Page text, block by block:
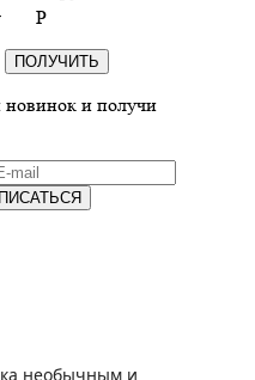
P
ПОЛУЧИТЬ
и получи
необычным и